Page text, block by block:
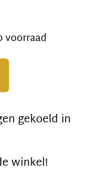
voorraad
gekoeld in
winkel!